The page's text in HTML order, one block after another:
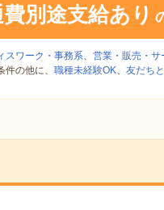
別途支給あり
スワーク・事務系、 営業・販売・サ
の他に、 職種未経験OK、 友だち